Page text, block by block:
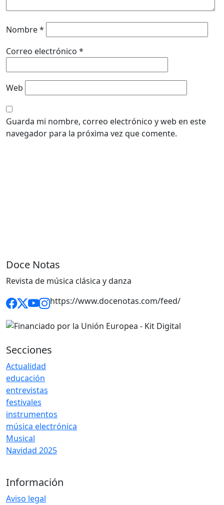
Nombre*
Correo electrónico *
Web
Guarda mi nombre, correo electrónico y web en este
navegador para la próxima vez que comente.
Doce Notas
Revista de música clásica y danza
https://www.docenotas.com/feed/
Secciones
Actualidad
educación
entrevistas
festivales
instrumentos
música electrónica
Musical
Navidad 2025
Información
Aviso legal